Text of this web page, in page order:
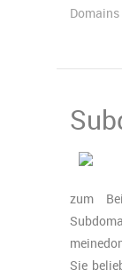
Domains
zum
Sie